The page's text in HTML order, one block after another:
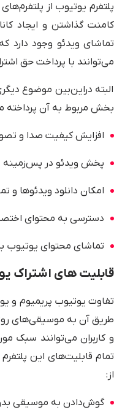
پلتفرم یوتیوب از
کامنت گذاشتن و ایجاد
تماشای ویدئو وجود دارد
می‌توانند با پرداخت حق
البته دراین‌بین موضوع
بخش مربوط به آن پرداخته
افزایش کیفیت صدا و
پخش ویدئو در پس‌زمینه
امکان دانلود ویدئوها و
دسترسی به محتوای
تماشای محتوای یوتیوب
قابلیت های اشتراک
تفاوت یوتیوب پریمیوم و
طریق آن به موسیقی‌های
و کاربران می‌توانند سبک
تمام قابلیت‌های این
از:
گوش‌دادن به موسیقی